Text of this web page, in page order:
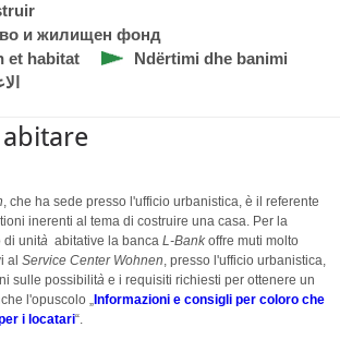
и жилищен фонд
et habitat
Ndërtimi dhe banimi
, che ha sede presso l'ufficio urbanistica, è il referente
inerenti al tema di costruire una casa. Per la
di unità abitative la banca L-Bank offre muti molto
al Service Center Wohnen, presso l'ufficio urbanistica,
sulle possibilità e i requisiti richiesti per ottenere un
l'opuscolo „Informazioni e consigli per coloro che
i locatari“.